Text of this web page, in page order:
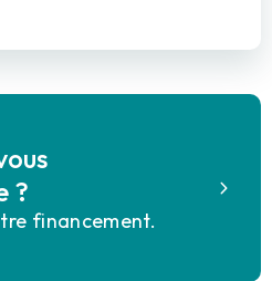
?
financement.